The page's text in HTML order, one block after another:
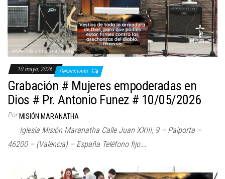
10 mayo, 2026 Desactivado
Grabación # Mujeres empoderadas en
Dios # Pr. Antonio Funez # 10/05/2026
Por MISIÓN MARANATHA
Iglesia Misión Maranatha Calle Juan XXIII, 9 – Paiporta –
46200 – (Valencia) – España Teléfono fijo:…